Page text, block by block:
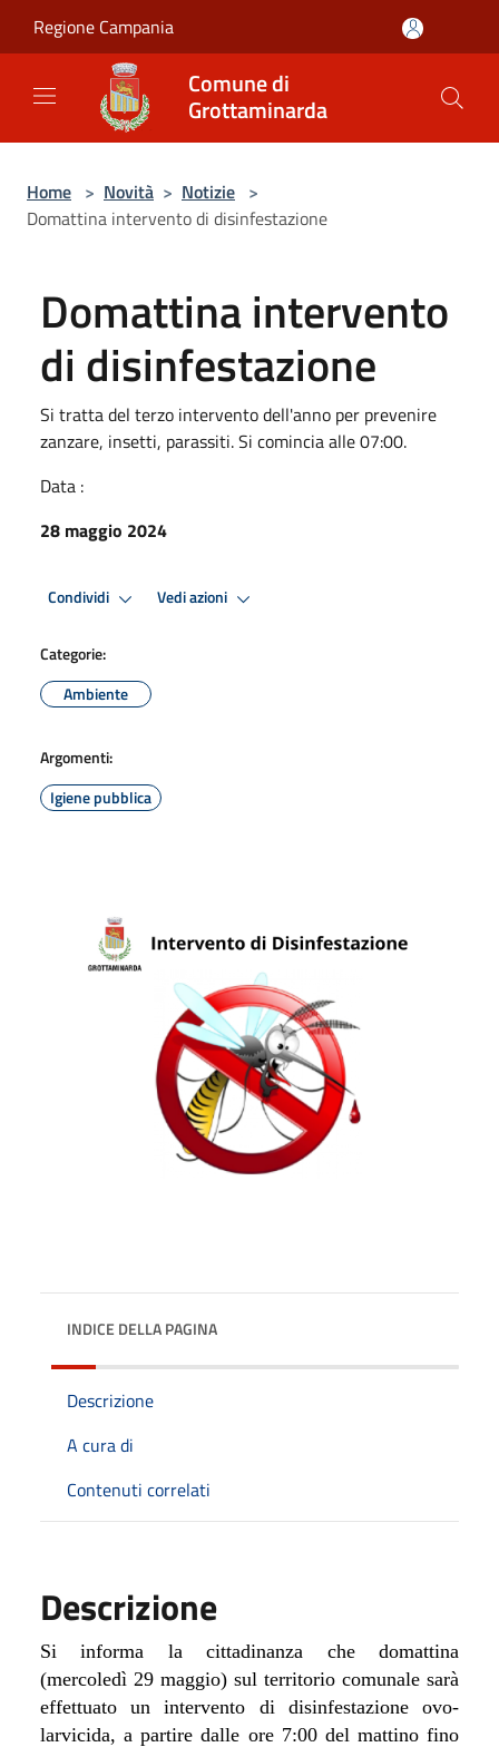
Regione Campania
Comune di
Grottaminarda
Home > Novità > Notizie >
Domattina intervento di disinfestazione
Domattina intervento
di disinfestazione
Si tratta del terzo intervento dell'anno per prevenire
zanzare, insetti, parassiti. Si comincia alle 07:00.
Data :
28 maggio 2024
Condividi Vedi azioni
Categorie:
Ambiente
Argomenti:
Igiene pubblica
INDICE DELLA PAGINA
Descrizione
A cura di
Contenuti correlati
Descrizione
Si informa la cittadinanza che domattina
(mercoledì 29 maggio) sul territorio comunale sarà
effettuato un intervento di disinfestazione ovo-
larvicida, a partire dalle ore 7:00 del mattino fino